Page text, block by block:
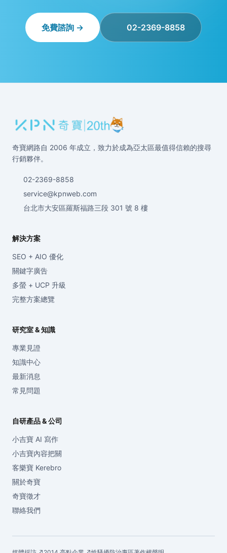
免費諮詢 → 02-2369-8858
奇寶網路自 2006 年成立，致力於成為亞太區最值得信賴的搜尋
行銷夥伴。
02-2369-8858
service@kpnweb.com
台北市大安區羅斯福路三段 301 號 8 樓
解決方案
SEO + AIO 優化
關鍵字廣告
多螢 + UCP 升級
完整方案總覽
研究室 & 知識
專業見證
知識中心
最新消息
常見問題
自研產品 & 公司
小吉寶 AI 寫作
小吉寶內容把關
客樂寶 Kerebro
關於奇寶
奇寶徵才
聯絡我們